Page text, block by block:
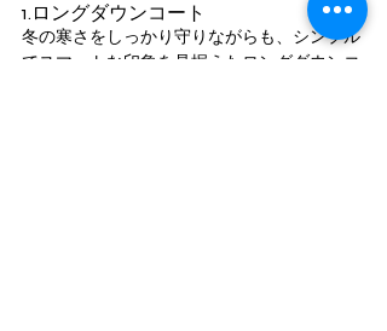
1.ロングダウンコート
冬の寒さをしっかり守りながらも、シンプル
でスマートな印象を見据えたロングダウンコ